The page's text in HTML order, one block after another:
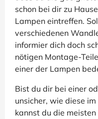
schon bei dir zu
Lampen eintreffen.
verschiedenen
informier dich doch
nötigen Montage-
einer der Lampen
Bist du dir bei einer
unsicher, wie diese
kannst du die